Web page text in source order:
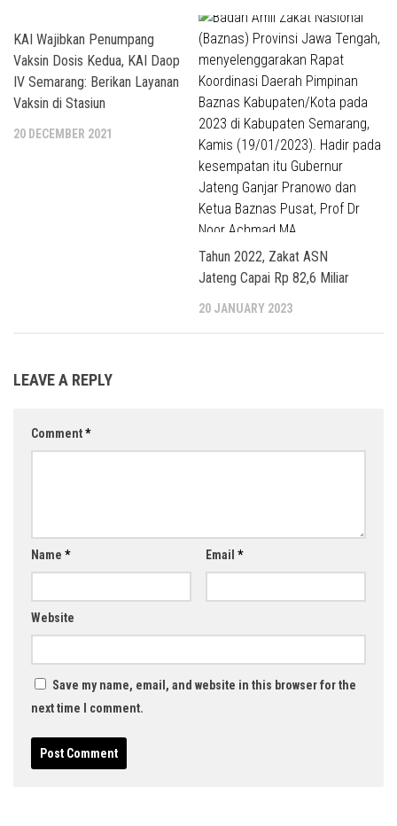
KAI Wajibkan Penumpang
Vaksin Dosis Kedua, KAI Daop
IV Semarang: Berikan Layanan
Vaksin di Stasiun
20 DECEMBER 2021
Tahun 2022, Zakat ASN
Jateng Capai Rp 82,6 Miliar
20 JANUARY 2023
LEAVE A REPLY
Comment*
Name * Email *
Website
Save my name, email, and website in this browser for the
next time I comment.